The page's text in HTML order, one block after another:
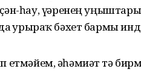
һау, үҙҙәренең
ҙурыраҡ бәхет бармы
етмәйем, әһәмиәт тә